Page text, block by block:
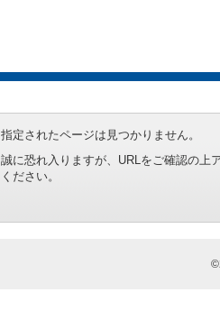
指定されたページは見つかりません。
誠に恐れ入りますが、URLをご確認の上
ください。